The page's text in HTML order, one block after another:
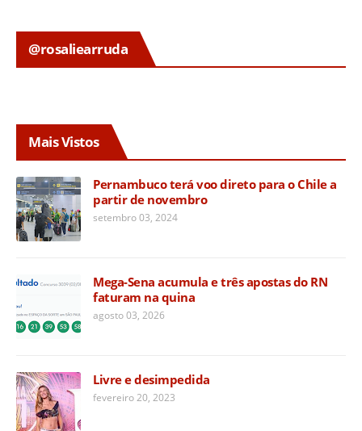
@rosaliearruda
Mais Vistos
Pernambuco terá voo direto para o Chile a
partir de novembro
setembro 03, 2024
Mega-Sena acumula e três apostas do RN
faturam na quina
agosto 03, 2026
Livre e desimpedida
fevereiro 20, 2023